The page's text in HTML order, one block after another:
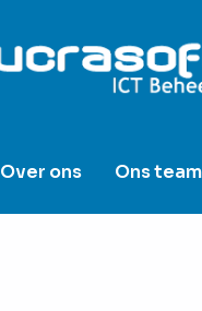
Over ons Ons team